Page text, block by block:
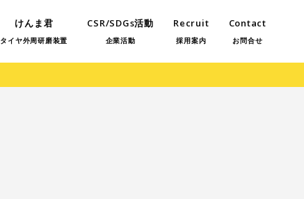
けんま君
タイヤ外周研磨装置
CSR/SDGs活動
企業活動
Recruit
採用案内
Contact
お問合せ